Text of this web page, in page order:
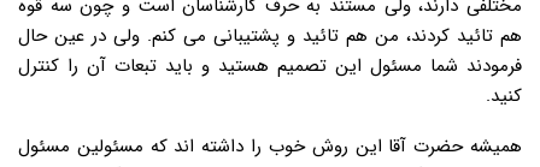
مختلفی دارند، ولی مستند به حرف کارشناسان است و چون سه قوه
هم تائید کردند، من هم تائید و پشتیبانی می کنم. ولی در عین حال
فرمودند شما مسئول این تصمیم هستید و باید تبعات آن را کنترل
کنید.
همیشه حضرت آقا این روش خوب را داشته اند که مسئولین مسئول